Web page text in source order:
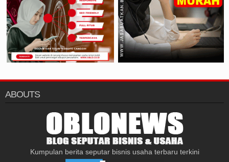
ABOUTS
Kumpulan berita seputar bisnis usaha terbaru terkini